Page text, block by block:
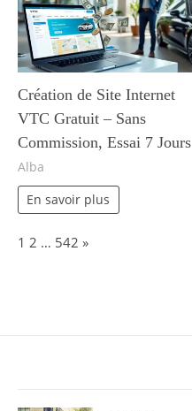
Création de Site Internet
VTC Gratuit – Sans
Commission, Essai 7 Jours
Alba
En savoir plus
Page:
1 2 … 542 Next
»